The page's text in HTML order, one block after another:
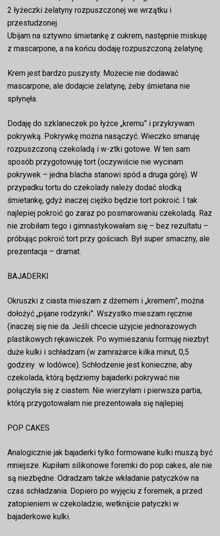
2 łyżeczki żelatyny rozpuszczonej we wrzątku i
przestudzonej
Ubijam na sztywno śmietankę z cukrem, następnie miskuję
z mascarpone, a na końcu dodaję rozpuszczoną żelatynę.
Krem jest bardzo puszysty. Możecie nie dodawać
mascarpone, ale dodajcie żelatynę, żeby śmietana nie
spłynęła.
Dodaję do szklaneczek po łyżce „kremu” i przykrywam
pokrywką. Pokrywkę można nasączyć. Wieczko smaruję
rozpuszczoną czekoladą i w-ztki gotowe. W ten sam
sposób przygotowuję tort (oczywiście nie wycinam
pokrywek – jedna blacha stanowi spód a druga górę). W
przypadku tortu do czekolady należy dodać słodką
śmietankę, gdyż inaczej ciężko będzie tort pokroić. I tak
najlepiej pokroić go zaraz po posmarowaniu czekoladą. Raz
nie zrobiłam tego i gimnastykowałam się – bez rezultatu –
próbując pokroić tort przy gościach. Był super smaczny, ale
prezentacja – dramat.
BAJADERKI
Okruszki z ciasta mieszam z dżemem i „kremem”, można
dołożyć „pijane rodzynki”. Wszystko mieszam ręcznie
(inaczej się nie da. Jeśli chcecie użyjcie jednorazowych
plastikowych rękawiczek. Po wymieszaniu formuję niezbyt
duże kulki i schładzam (w zamrażarce kilka minut, 0,5
godziny w lodówce). Schłodzenie jest konieczne, aby
czekolada, którą będziemy bajaderki pokrywać nie
połączyła się z ciastem. Nie wierzyłam i pierwsza partia,
którą przygotowałam nie prezentowała się najlepiej.
POP CAKES
Analogicznie jak bajaderki tylko formowane kulki muszą być
mniejsze. Kupiłam silikonowe foremki do pop cakes, ale nie
są niezbędne. Odradzam także wkładanie patyczków na
czas schładzania. Dopiero po wyjęciu z foremek, a przed
zatopieniem w czekoladzie, wetknijcie patyczki w
bajaderkowe kulki.